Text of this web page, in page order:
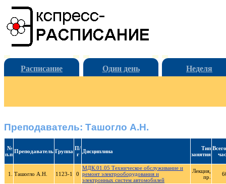
Расписание Один день Неделя
Преподаватель: Ташогло А.Н.
№
п.п Преподаватель Группа П/
г
Дисциплина
Тип
занятия
1. Ташогло А.Н. 1123-1 0
МДК.01.05 Техническое обслуживание и
ремонт электрооборудования и
электронных систем автомобилей
Лекция,
пр.